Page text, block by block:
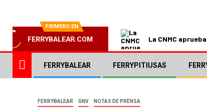
PRIMERO EN
FERRYBALEAR.COM La CNMC
FERRYBALEAR FERRYPITIUSAS
FERRYBALEAR GNV NOTAS DE PRENSA